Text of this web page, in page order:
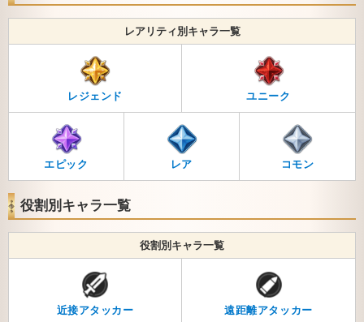
レアリティ別キャラ一覧
レジェンド ユニーク
エピック レア コモン
役割別キャラ一覧
役割別キャラ一覧
近接アタッカー 遠距離アタッカー